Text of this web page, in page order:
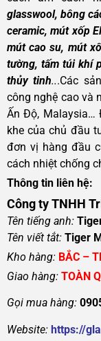
glasswool, bông
ceramic, mút xốp
mút cao su, mút
tường, tấm túi khí
thủy tinh...Các
công nghệ cao và
Ấn Độ, Malaysia…
khe của chủ đầu
đơn vị hàng đầu
cách nhiệt chống
Thông tin liên hệ:
Công ty TNHH
Tên tiếng anh:
Tên viết tắt: Tiger
Kho hàng: BẮC –
Giao hàng: TOÀN
Gọi mua hàng:
Website: https://